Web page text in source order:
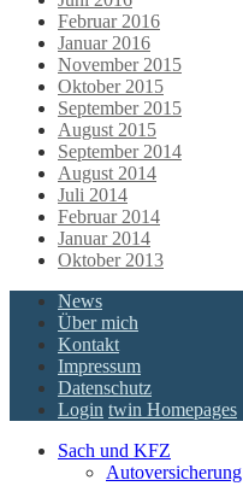
Februar 2016
Januar 2016
November 2015
Oktober 2015
September 2015
August 2015
September 2014
August 2014
Juli 2014
Februar 2014
Januar 2014
Oktober 2013
News
Über mich
Kontakt
Impressum
Datenschutz
Login twin Homepages
Sach und KFZ
Autoversicherung